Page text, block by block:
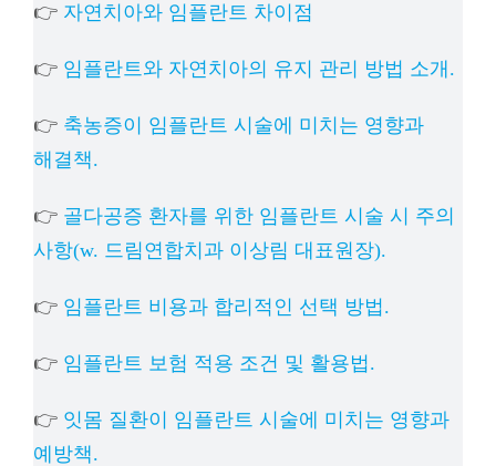
👉 자연치아와 임플란트 차이점
👉 임플란트와 자연치아의 유지 관리 방법 소개.
👉 축농증이 임플란트 시술에 미치는 영향과
해결책.
👉 골다공증 환자를 위한 임플란트 시술 시 주의
사항(w. 드림연합치과 이상림 대표원장).
👉 임플란트 비용과 합리적인 선택 방법.
👉 임플란트 보험 적용 조건 및 활용법.
👉 잇몸 질환이 임플란트 시술에 미치는 영향과
예방책.